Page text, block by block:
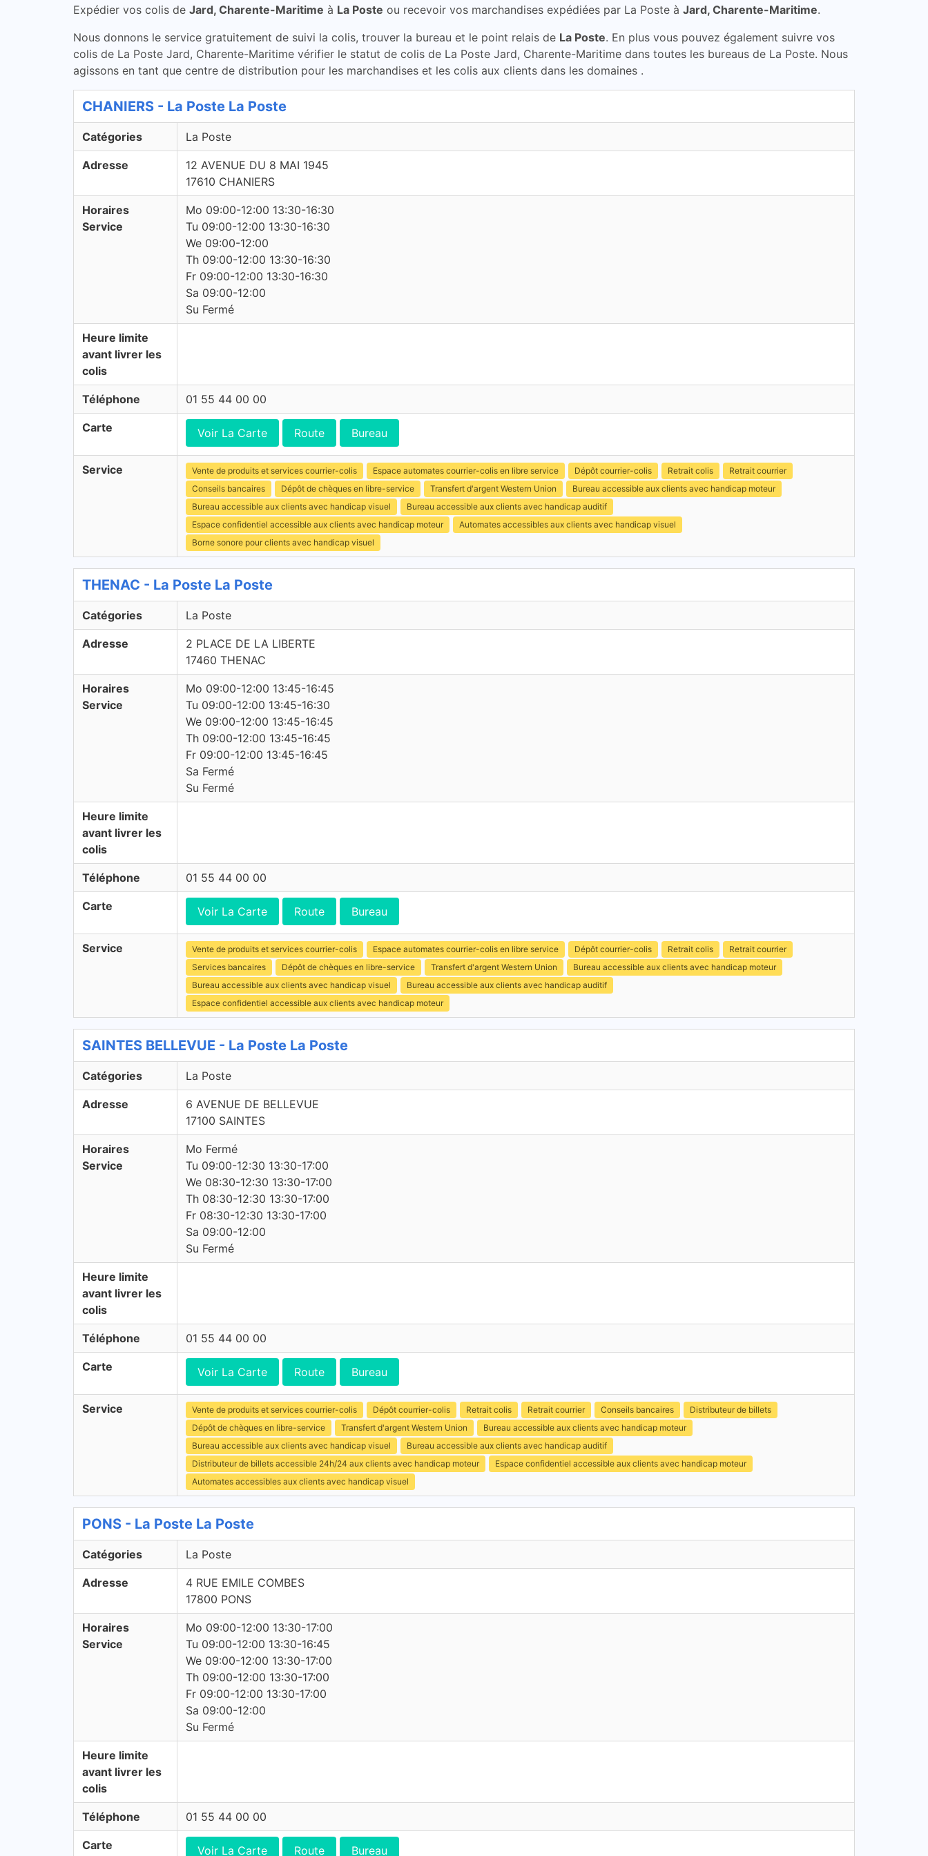
Expédier vos colis de Jard, Charente-Maritime à La Poste ou recevoir vos marchandises expédiées par La Poste à Jard, Charente-Maritime.
Nous donnons le service gratuitement de suivi la colis, trouver la bureau et le point relais de La Poste. En plus vous pouvez également suivre vos
colis de La Poste Jard, Charente-Maritime vérifier le statut de colis de La Poste Jard, Charente-Maritime dans toutes les bureaus de La Poste. Nous
agissons en tant que centre de distribution pour les marchandises et les colis aux clients dans les domaines .
CHANIERS - La Poste La Poste
Catégories La Poste
Adresse
12 AVENUE DU 8 MAI 1945
17610 CHANIERS
Horaires
Service
Mo 09:00-12:00 13:30-16:30
Tu 09:00-12:00 13:30-16:30
We 09:00-12:00
Th 09:00-12:00 13:30-16:30
Fr 09:00-12:00 13:30-16:30
Sa 09:00-12:00
Su Fermé
Heure limite
avant livrer les
colis
Téléphone 01 55 44 00 00
Carte Voir La Carte Route Bureau
Service Vente de produits et services courrier-colis Espace automates courrier-colis en libre service Dépôt courrier-colis Retrait colis
Retrait courrier
Conseils bancaires
Dépôt de chèques en libre-service Transfert d'argent Western Union
Bureau accessible aux clients avec handicap moteur
Bureau accessible aux clients avec handicap visuel
Bureau accessible aux clients avec handicap auditif
Espace confidentiel accessible aux clients avec handicap moteur
Automates accessibles aux clients avec handicap visuel
Borne sonore pour clients avec handicap visuel
THENAC - La Poste La Poste
Catégories La Poste
Adresse
2 PLACE DE LA LIBERTE
17460 THENAC
Horaires
Service
Mo 09:00-12:00 13:45-16:45
Tu 09:00-12:00 13:45-16:30
We 09:00-12:00 13:45-16:45
Th 09:00-12:00 13:45-16:45
Fr 09:00-12:00 13:45-16:45
Sa Fermé
Su Fermé
Heure limite
avant livrer les
colis
Téléphone 01 55 44 00 00
Carte Voir La Carte Route Bureau
Service Vente de produits et services courrier-colis Espace automates courrier-colis en libre service Dépôt courrier-colis Retrait colis
Retrait courrier
Services bancaires
Dépôt de chèques en libre-service Transfert d'argent Western Union
Bureau accessible aux clients avec handicap moteur
Bureau accessible aux clients avec handicap visuel
Bureau accessible aux clients avec handicap auditif
Espace confidentiel accessible aux clients avec handicap moteur
SAINTES BELLEVUE - La Poste La Poste
Catégories La Poste
Adresse
6 AVENUE DE BELLEVUE
17100 SAINTES
Horaires
Service
Mo Fermé
Tu 09:00-12:30 13:30-17:00
We 08:30-12:30 13:30-17:00
Th 08:30-12:30 13:30-17:00
Fr 08:30-12:30 13:30-17:00
Sa 09:00-12:00
Su Fermé
Heure limite
avant livrer les
colis
Téléphone 01 55 44 00 00
Carte Voir La Carte Route Bureau
Service Vente de produits et services courrier-colis Dépôt courrier-colis Retrait colis Retrait courrier Conseils bancaires
Distributeur de billets
Dépôt de chèques en libre-service
Transfert d'argent Western Union
Bureau accessible aux clients avec handicap moteur
Bureau accessible aux clients avec handicap visuel
Bureau accessible aux clients avec handicap auditif
Distributeur de billets accessible 24h/24 aux clients avec handicap moteur
Espace confidentiel accessible aux clients avec handicap moteur
Automates accessibles aux clients avec handicap visuel
PONS - La Poste La Poste
Catégories La Poste
Adresse
4 RUE EMILE COMBES
17800 PONS
Horaires
Service
Mo 09:00-12:00 13:30-17:00
Tu 09:00-12:00 13:30-16:45
We 09:00-12:00 13:30-17:00
Th 09:00-12:00 13:30-17:00
Fr 09:00-12:00 13:30-17:00
Sa 09:00-12:00
Su Fermé
Heure limite
avant livrer les
colis
Téléphone 01 55 44 00 00
Carte Voir La Carte Route Bureau